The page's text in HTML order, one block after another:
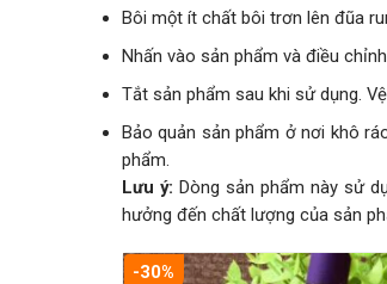
Bôi một ít chất bôi trơn lên đũa
Nhấn vào sản phẩm và điều
Tắt sản phẩm sau khi sử dụng.
Bảo quản sản phẩm ở nơi khô
phẩm.
Lưu ý: Dòng sản phẩm này sử
hưởng đến chất lượng của sản
-30%